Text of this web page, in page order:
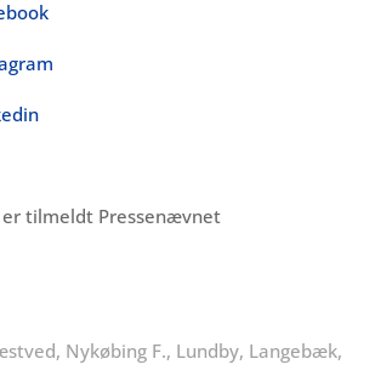
er tilmeldt Pressenævnet
Nykøbing F., Lundby, Langebæk,